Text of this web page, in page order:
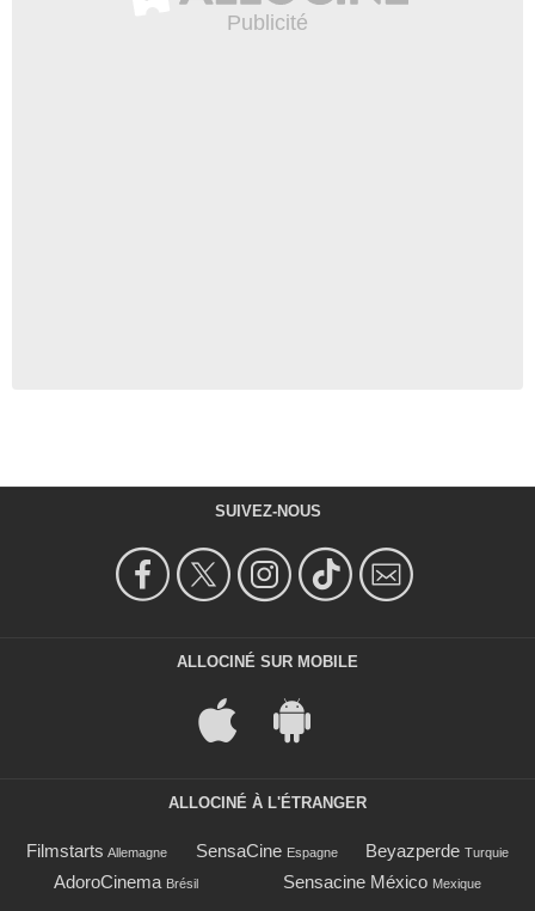
SUIVEZ-NOUS
ALLOCINÉ SUR MOBILE
ALLOCINÉ À L'ÉTRANGER
Filmstarts Allemagne SensaCine Espagne Beyazperde Turquie
AdoroCinema Brésil Sensacine México Mexique